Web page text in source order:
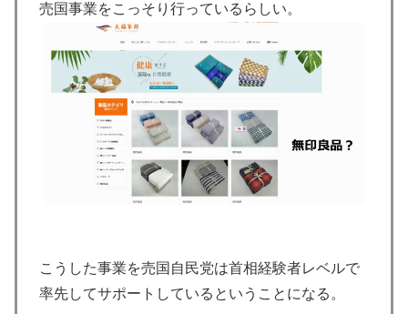
売国事業をこっそり行っているらしい。
こうした事業を売国自民党は首相経験者レベルで
率先してサポートしているということになる。